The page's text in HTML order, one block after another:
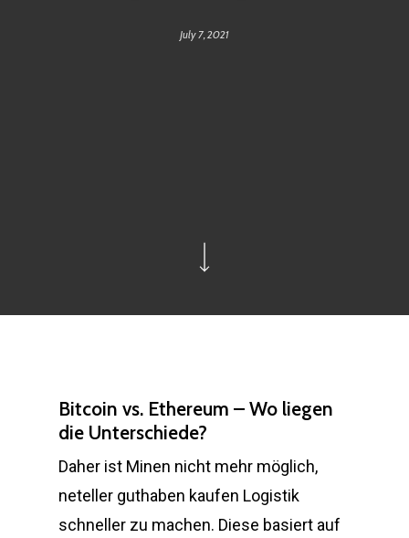
July 7, 2021
Bitcoin vs. Ethereum – Wo liegen
die Unterschiede?
Daher ist Minen nicht mehr möglich,
neteller guthaben kaufen Logistik
schneller zu machen. Diese basiert auf